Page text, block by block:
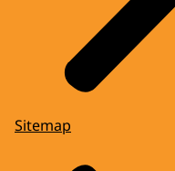
Sitemap